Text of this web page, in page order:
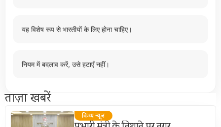
यह विशेष रूप से भारतीयों के लिए होना चाहिए।
नियम में बदलाव करें, उसे हटाएँ नहीं।
ताज़ा खबरें
विन्ध्य न्यूज़